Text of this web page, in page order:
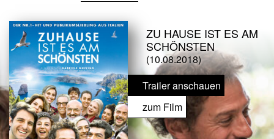
ZU HAUSE IST ES AM
SCHÖNSTEN
(10.08.2018)
Trailer anschauen
zum Film